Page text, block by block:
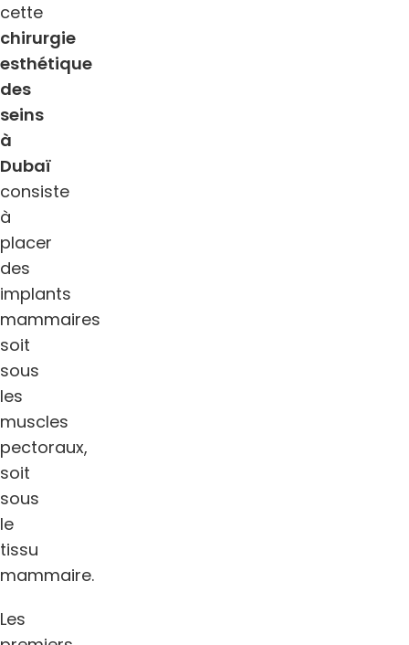
cette
chirurgie
esthétique
des
seins
à
Dubaï
consiste
à
placer
des
implants
mammaires
soit
sous
les
muscles
pectoraux,
soit
sous
le
tissu
mammaire.
Les